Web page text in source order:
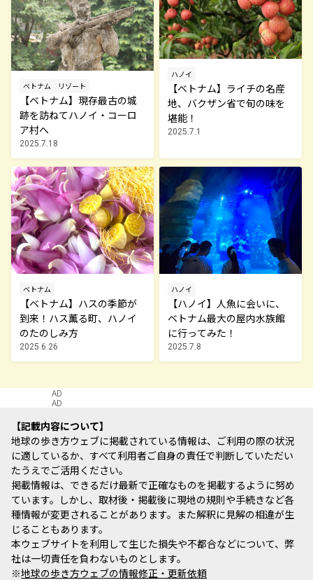
ベトナム リゾート
【ベトナム】現存最古の城
跡を訪ねてハノイ・コーロ
ア村へ
2025.7.18
ハノイ
【ベトナム】ライチの名産
地、バクザン省で旬の味を
堪能！
2025.7.1
ベトナム
【ベトナム】ハスの季節が
到来！ハス薫る町、ハノイ
のたのしみ方
2025.6.26
ハノイ
【ハノイ】人魚に会いに、
ベトナム最大の屋内水族館
に行ってみた！
2025.7.8
AD
AD
記載内容について
地球の歩き方ウェブに掲載されている情報は、ご利用の際の状況
に適しているか、すべて利用者ご自身の責任で判断していただい
たうえでご活用ください。
掲載情報は、できるだけ最新で正確なものを掲載するように努め
ています。しかし、取材後・掲載後に現地の規則や手続きなど各
種情報が変更されることがあります。また解釈に見解の相違が生
じることもあります。
本ウェブサイトを利用して生じた損失や不都合などについて、弊
社は一切責任を負わないものとします。
※地球の歩き方ウェブの情報修正・更新依頼